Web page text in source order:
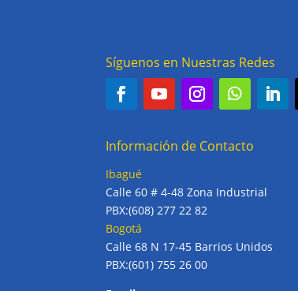
Síguenos en Nuestras Redes
Información de Contacto
Ibagué
Calle 60 # 4-48 Zona Industrial
PBX:(608) 277 22 82
Bogotá
Calle 68 N 17-45 Barrios Unidos
PBX:(601) 755 26 00